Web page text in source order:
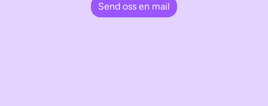
Send oss en mail